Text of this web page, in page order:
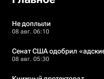
Не доплыли
08 авг. 06:10
Сенат США одобрил
08 авг. 05:30